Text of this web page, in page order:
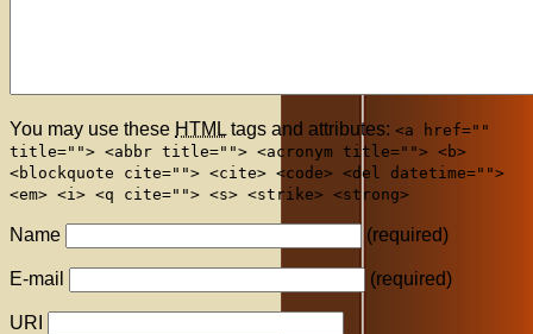
You may use these HTML tags and attributes: <a href=""
title=""> <abbr title=""> <acronym title=""> <b>
<blockquote cite=""> <cite> <code> <del datetime="">
<em> <i> <q cite=""> <s> <strike> <strong>
Name (required)
E-mail (required)
URI